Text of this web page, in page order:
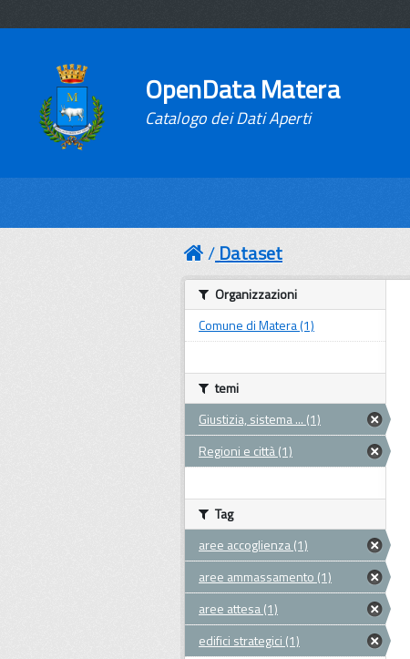
OpenData Matera
Catalogo dei Dati Aperti
Dataset
Organizzazioni
Comune di Matera (1)
temi
Giustizia, sistema ... (1)
Regioni e città (1)
Tag
aree accoglienza (1)
aree ammassamento (1)
aree attesa (1)
edifici strategici (1)